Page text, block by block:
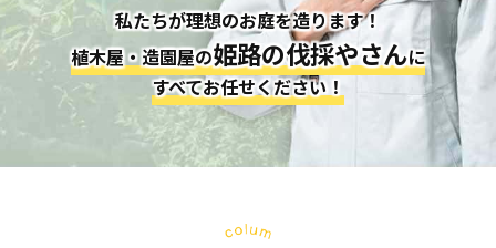
私たちが理想のお庭を造ります！
植木屋・造園屋の姫路の伐採やさんに
すべてお任せください！